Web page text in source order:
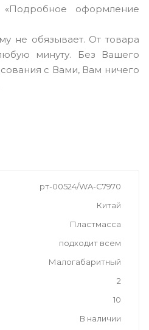
«Подробное оформление
не обязывает. От товара
минуту. Без Вашего
с Вами, Вам ничего
рт-00524/WA-C7970
Китай
Пластмасса
подходит всем
Малогабаритный
2
10
В наличии